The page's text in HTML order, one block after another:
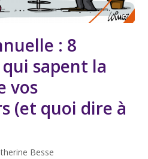
: 8
sapent la
vos
(et quoi dire à
Besse